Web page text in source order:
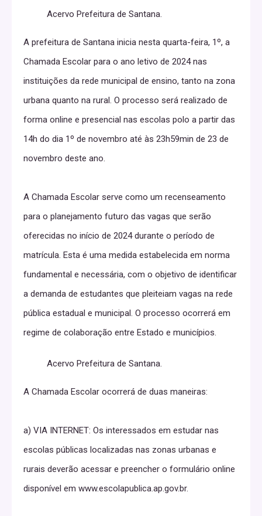
Acervo Prefeitura de Santana.
A prefeitura de Santana inicia nesta quarta-feira, 1º, a
Chamada Escolar para o ano letivo de 2024 nas
instituições da rede municipal de ensino, tanto na zona
urbana quanto na rural. O processo será realizado de
forma online e presencial nas escolas polo a partir das
14h do dia 1º de novembro até às 23h59min de 23 de
novembro deste ano.
A Chamada Escolar serve como um recenseamento
para o planejamento futuro das vagas que serão
oferecidas no início de 2024 durante o período de
matrícula. Esta é uma medida estabelecida em norma
fundamental e necessária, com o objetivo de identificar
a demanda de estudantes que pleiteiam vagas na rede
pública estadual e municipal. O processo ocorrerá em
regime de colaboração entre Estado e municípios.
Acervo Prefeitura de Santana.
A Chamada Escolar ocorrerá de duas maneiras:
a) VIA INTERNET: Os interessados em estudar nas
escolas públicas localizadas nas zonas urbanas e
rurais deverão acessar e preencher o formulário online
disponível em www.escolapublica.ap.gov.br.